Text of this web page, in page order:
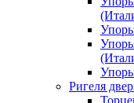
Ригеля